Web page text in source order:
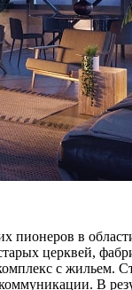
пионеров в
церквей,
с жильем.
В